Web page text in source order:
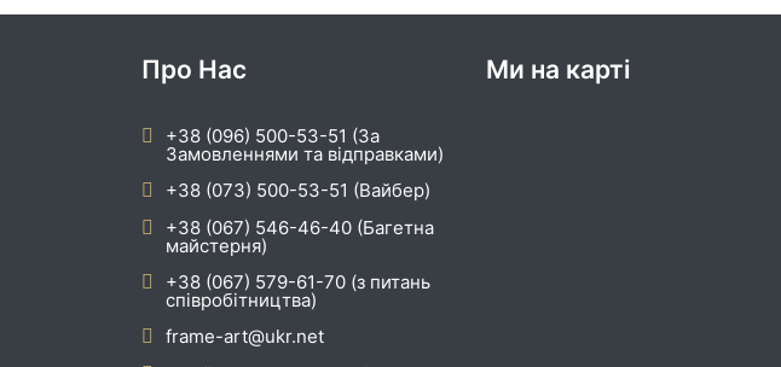
Про Нас
+38 (096) 500-53-51 (За
Замовленнями та відправками)
+38 (073) 500-53-51 (Вайбер)
+38 (067) 546-46-40 (Багетна
майстерня)
+38 (067) 579-61-70 (з питань
співробітництва)
frame-art@ukr.net
Ми на карті